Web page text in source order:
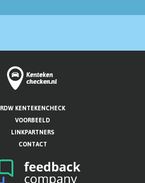
RDW KENTEKENCHECK
VOORBEELD
LINKPARTNERS
CONTACT